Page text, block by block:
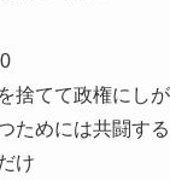
捨てて政権にし
ためには共闘す
け